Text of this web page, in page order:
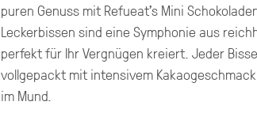
puren Genuss mit Refueat's Mini
Leckerbissen sind eine Symphonie aus
perfekt für Ihr Vergnügen kreiert. Jeder
vollgepackt mit intensivem
im Mund.